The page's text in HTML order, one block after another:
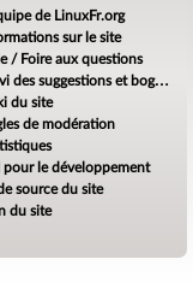
de LinuxFr.org
sur le site
/ Foire aux questions
des suggestions et bogues
du site
de modération
pour le développement
source du site
du site